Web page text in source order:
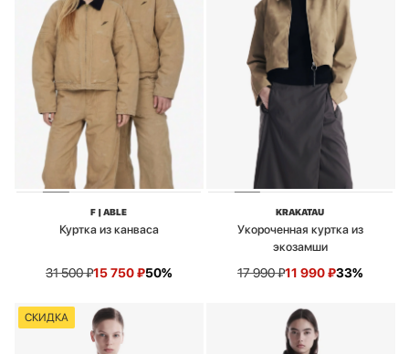
F | ABLE
Куртка из канваса
31 500₽15 750₽50%
KRAKATAU
Укороченная куртка из
экозамши
17 990₽11 990₽33%
СКИДКА